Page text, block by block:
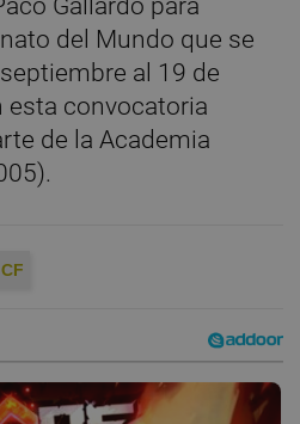
del Mundo que se
al 19 de
esta convocatoria
de la Academia